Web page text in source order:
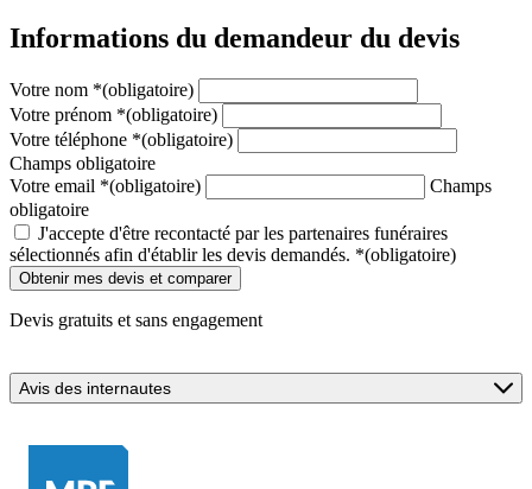
Informations du demandeur du devis
Votre nom *(obligatoire)
Votre prénom *(obligatoire)
Votre téléphone *(obligatoire)
Champs obligatoire
Votre email *(obligatoire)
Champs
obligatoire
J'accepte d'être recontacté par les partenaires funéraires
sélectionnés afin d'établir les devis demandés. *(obligatoire)
Devis gratuits et sans engagement
Avis des internautes